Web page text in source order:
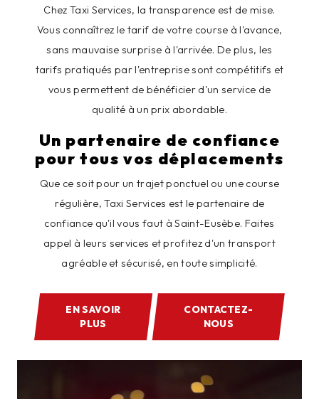
Chez Taxi Services, la transparence est de mise.
Vous connaîtrez le tarif de votre course à l'avance,
sans mauvaise surprise à l'arrivée. De plus, les
tarifs pratiqués par l'entreprise sont compétitifs et
vous permettent de bénéficier d'un service de
qualité à un prix abordable.
Un partenaire de confiance
pour tous vos déplacements
Que ce soit pour un trajet ponctuel ou une course
régulière, Taxi Services est le partenaire de
confiance qu'il vous faut à Saint-Eusèbe. Faites
appel à leurs services et profitez d'un transport
agréable et sécurisé, en toute simplicité.
EN SAVOIR
PLUS
CONTACTEZ-
NOUS